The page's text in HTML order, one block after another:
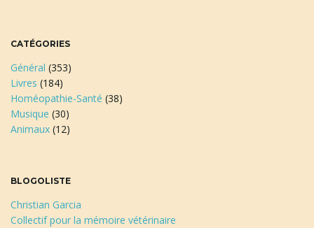
CATÉGORIES
Général (353)
Livres (184)
Homéopathie-Santé (38)
Musique (30)
Animaux (12)
BLOGOLISTE
Christian Garcia
Collectif pour la mémoire vétérinaire